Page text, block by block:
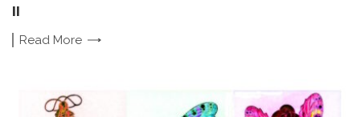
II
Read More